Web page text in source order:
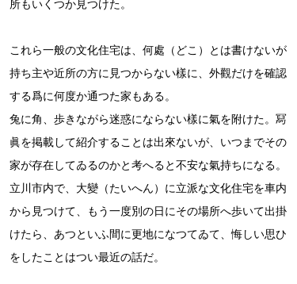
所もいくつか見つけた。
これら一般の文化住宅は、何處（どこ）とは書けないが
持ち主や近所の方に見つからない樣に、外觀だけを確認
する爲に何度か通つた家もある。
兔に角、歩きながら迷惑にならない樣に氣を附けた。冩
眞を掲載して紹介することは出來ないが、いつまでその
家が存在してゐるのかと考へると不安な氣持ちになる。
立川市内で、大變（たいへん）に立派な文化住宅を車内
から見つけて、もう一度別の日にその場所へ歩いて出掛
けたら、あつといふ間に更地になつてゐて、悔しい思ひ
をしたことはつい最近の話だ。